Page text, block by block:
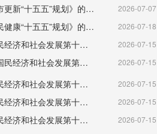
家，科技型中小企业完成备案588
业达到11家，北汽株洲公司营收
比上年增长9.9%，占规模工业总
整车2.3万辆，风力发电机组398
工具2亿件。
值92.1亿元，下降4.4%。实现建
平米；房屋竣工面积54万平米，
国务院关于印发《城市更新“十五五”规划》的通知（国发〔2026〕12号）
2026-07-07
国务院关于印发《国民健康“十五五”规划》的通知 （国发〔2026〕23号） 2026-07-18
（福建省）福州市国民经济和社会发展第十五个五年规划纲要 2026-07-15
（河南省）平顶山市国民经济和社会发展第十五个五年规划纲要 2026-07-15
（河南省）洛阳市国民经济和社会发展第十五个五年规划纲要 2026-07-15
（福建省）南平市国民经济和社会发展第十五个五年规划纲要 2026-07-15
（湖北省）随州市国民经济和社会发展第十五个五年规划纲要 2026-07-15